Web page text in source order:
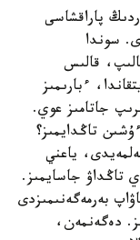
پاراقشاسى
سوندا
قينالىپ، قالىس
ءبارىمىز
جاتامىز عوي.
تاڭدايمىز؟
ياعني
تاڭداۋ جاسايمىز.
بەرمەگەنىمىزدى
دەگەنمەن،